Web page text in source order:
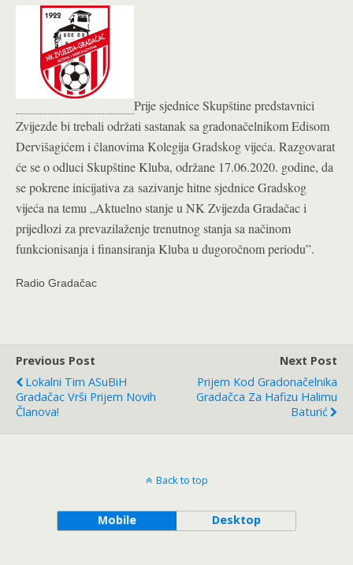
Prije sjednice Skupštine predstavnici
Zvijezde bi trebali održati sastanak sa gradonačelnikom Edisom
Dervišagićem i članovima Kolegija Gradskog vijeća. Razgovarat
će se o odluci Skupštine Kluba, održane 17.06.2020. godine, da
se pokrene inicijativa za sazivanje hitne sjednice Gradskog
vijeća na temu „Aktuelno stanje u NK Zvijezda Gradačac i
prijedlozi za prevazilaženje trenutnog stanja sa načinom
funkcionisanja i finansiranja Kluba u dugoročnom periodu”.
Radio Gradačac
Previous Post
Lokalni Tim ASuBiH
Gradačac Vrši Prijem Novih
Članova!
Next Post
Prijem Kod Gradonačelnika
Gradačca Za Hafizu Halimu
Baturić
Back to top
Mobile Desktop